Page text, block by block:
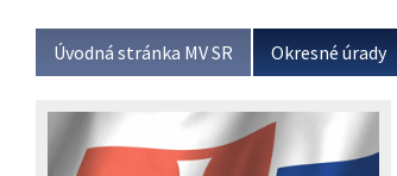
Úvodná stránka MV SR Okresné úrady